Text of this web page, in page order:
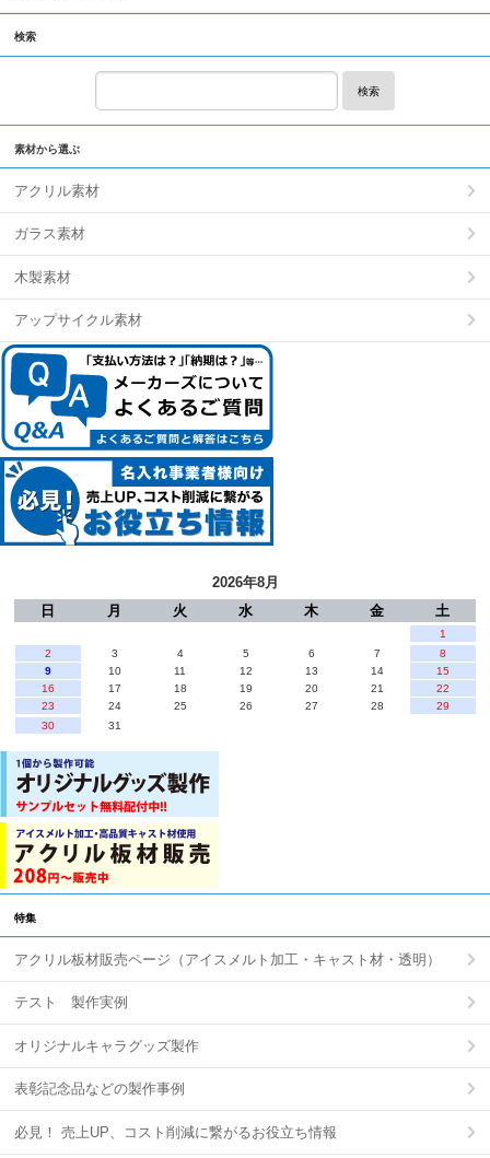
検索
検索
素材から選ぶ
アクリル素材
ガラス素材
木製素材
アップサイクル素材
2026年8月
日
月 火 水 木 金 土
1
2
3 4 5 6 7
8
9
10 11 12 13 14
15
16
17 18 19 20 21
22
23
24 25 26 27 28
29
30
31
特集
アクリル板材販売ページ（アイスメルト加工・キャスト材・透明）
テスト 製作実例
オリジナルキャラグッズ製作
表彰記念品などの製作事例
必見！ 売上UP、コスト削減に繋がるお役立ち情報